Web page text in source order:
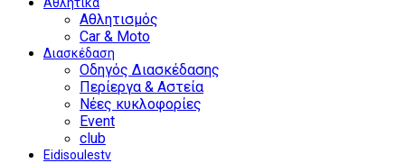
Αθλητισμός
Car & Moto
Διασκέδαση
Οδηγός Διασκέδασης
Περίεργα & Αστεία
Νέες κυκλοφορίες
Event
club
Eidisoulestv